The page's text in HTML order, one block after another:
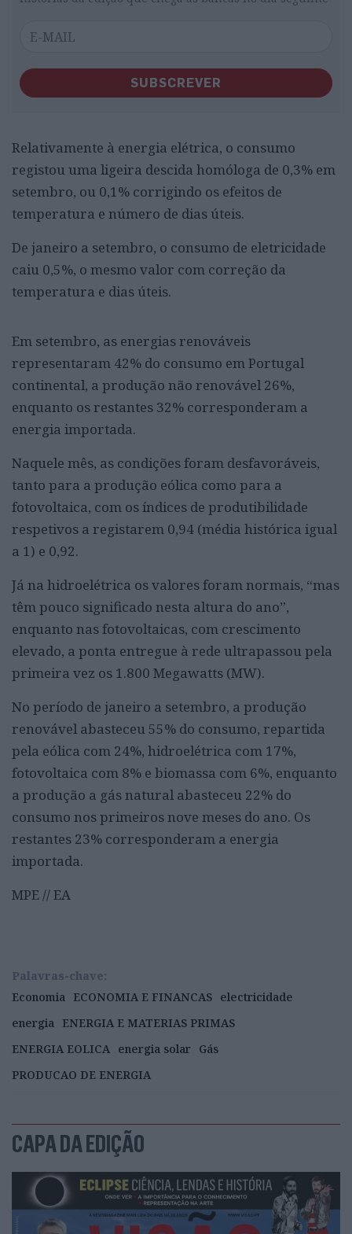
SUBSCREVER
Relativamente à energia elétrica, o consumo
registou uma ligeira descida homóloga de 0,3% em
setembro, ou 0,1% corrigindo os efeitos de
temperatura e número de dias úteis.
De janeiro a setembro, o consumo de eletricidade
caiu 0,5%, o mesmo valor com correção da
temperatura e dias úteis.
Em setembro, as energias renováveis
representaram 42% do consumo em Portugal
continental, a produção não renovável 26%,
enquanto os restantes 32% corresponderam a
energia importada.
Naquele mês, as condições foram desfavoráveis,
tanto para a produção eólica como para a
fotovoltaica, com os índices de produtibilidade
respetivos a registarem 0,94 (média histórica igual
a 1) e 0,92.
Já na hidroelétrica os valores foram normais, “mas
têm pouco significado nesta altura do ano”,
enquanto nas fotovoltaicas, com crescimento
elevado, a ponta entregue à rede ultrapassou pela
primeira vez os 1.800 Megawatts (MW).
No período de janeiro a setembro, a produção
renovável abasteceu 55% do consumo, repartida
pela eólica com 24%, hidroelétrica com 17%,
fotovoltaica com 8% e biomassa com 6%, enquanto
a produção a gás natural abasteceu 22% do
consumo nos primeiros nove meses do ano. Os
restantes 23% corresponderam a energia
importada.
MPE // EA
Palavras-chave:
Economia ECONOMIA E FINANCAS electricidade
energia ENERGIA E MATERIAS PRIMAS
ENERGIA EOLICA energia solar
Gás
PRODUCAO DE ENERGIA
CAPA DA EDIÇÃO